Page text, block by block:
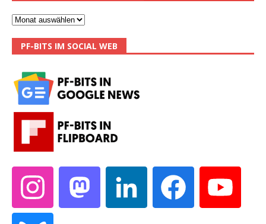
PF-BITS IM SOCIAL WEB